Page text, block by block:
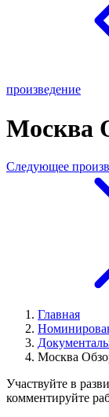
произведение
Москва
Следующее
Главная
Москва
Участвуйте в
комментируйте